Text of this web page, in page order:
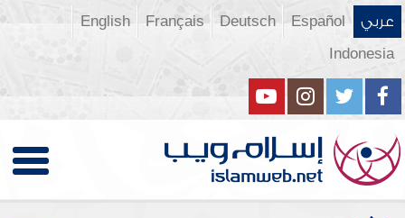
عربي Español
Deutsch
Français
English
Indonesia